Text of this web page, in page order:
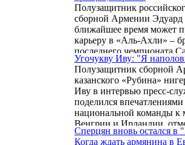
международной арене.
Полузащитник
сборной Армении Эдуард
ближайшее время может
карьеру в «Аль-Ахли» –
последнего чемпионата
Аравии. По информации
инсайдера мирового
итальянского
Романо, сделка между
завершена, а условия
уже согласованы.
Угочукву Иву: "Я
Полузащитник сборной
казанского «Рубина»
Иву в интервью пресс-
поделился
национальной команды к
Венгрии и Ирландии,
главного тренера Егише
Сперцян вновь остался в
Когда ждать армянина в